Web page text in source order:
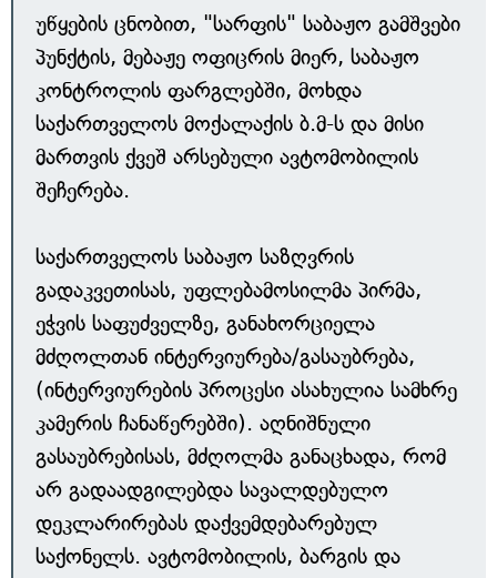
უწყების ცნობით, "სარფის" საბაჟო გამშვები
პუნქტის, მებაჟე ოფიცრის მიერ, საბაჟო
კონტროლის ფარგლებში, მოხდა
საქართველოს მოქალაქის ბ.მ-ს და მისი
მართვის ქვეშ არსებული ავტომობილის
შეჩერება.
საქართველოს საბაჟო საზღვრის
გადაკვეთისას, უფლებამოსილმა პირმა,
ეჭვის საფუძველზე, განახორციელა
მძღოლთან ინტერვიურება/გასაუბრება,
(ინტერვიურების პროცესი ასახულია სამხრე
კამერის ჩანაწერებში). აღნიშნული
გასაუბრებისას, მძღოლმა განაცხადა, რომ
არ გადაადგილებდა სავალდებულო
დეკლარირებას დაქვემდებარებულ
საქონელს. ავტომობილის, ბარგის და